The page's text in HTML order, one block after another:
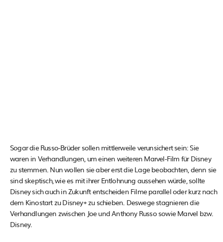
Sogar die Russo-Brüder sollen mittlerweile verunsichert sein: Sie
waren in Verhandlungen, um einen weiteren Marvel-Film für Disney
zu stemmen. Nun wollen sie aber erst die Lage beobachten, denn sie
sind skeptisch, wie es mit ihrer Entlohnung aussehen würde, sollte
Disney sich auch in Zukunft entscheiden Filme parallel oder kurz nach
dem Kinostart zu Disney+ zu schieben. Deswege stagnieren die
Verhandlungen zwischen Joe und Anthony Russo sowie Marvel bzw.
Disney.